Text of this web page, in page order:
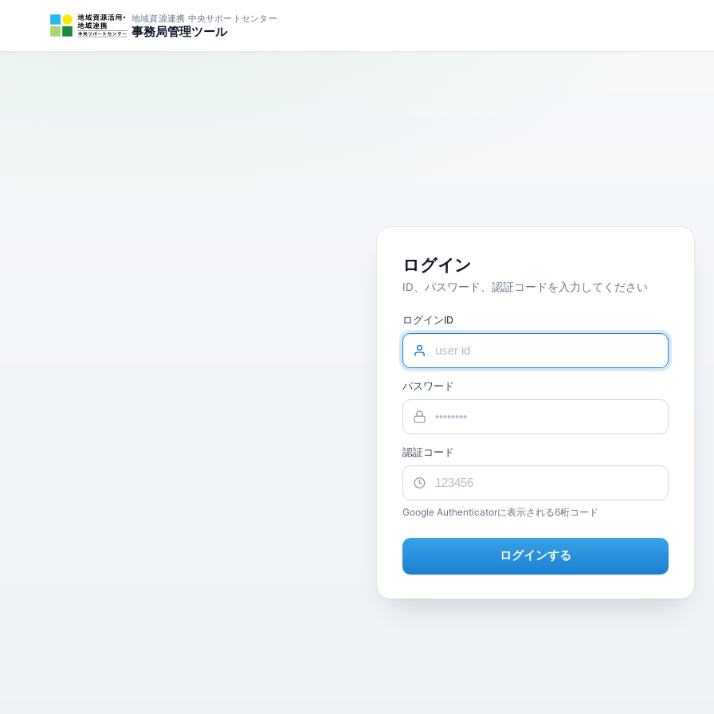
地域資源連携 中央サポートセンター
事務局管理ツール
ログイン
ID、パスワード、認証コードを入力してください
ログインID
パスワード
認証コード
Google Authenticatorに表示される6桁コード
ログインする